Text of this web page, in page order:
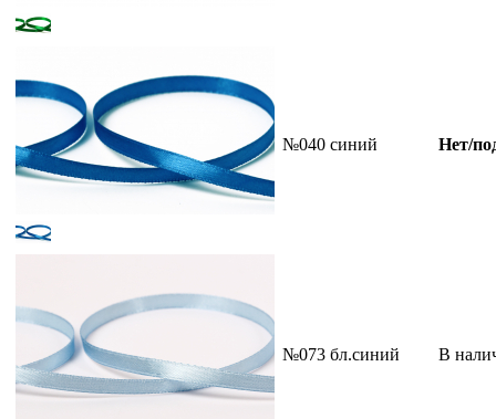
№040 синий Нет/
№073 бл.синий В